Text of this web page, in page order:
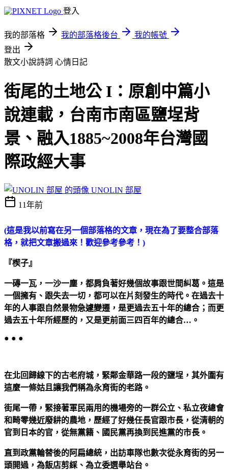
登入
我的部落格 我的部落格後台
我的帳號
登出
散文小說詩詞 心情日記
街尾的土地公 I：原創中篇小
說連載，台南市南區鹽埕背
景、融入1885~2008年台灣國
際政經大事
UNOLIN 部屋
11年前
(這是我以前寫在另一個部落格的文章，現在為了要整合部落
格，就把文章搬過來！歡迎參考參考！ )
『楔子』
一磚一瓦，一沙一塵，都肩負著好幾個故事跟世間糾葛。這是
一個擁有、跟失去一切，都可以在片刻發生的時代。在過去十
年的人事跟自然景物急遽變遷，是更過去五十年的總合；而更
過去五十年所經歷的，又是更前面三四百年的總合…。
● ● ●
在北回歸線下的古老府城，緊鄰金華路一段的鹽埕，其外圍有
這麼一條姑且讓我們稱為永育街的老路。
街尾一帶，緊接著軍民兩用的機場旁的一群公立、私立夜總會
和畸零幾近廢耕的農地，歷經了好幾任長官跟市長，從清朝的
官到日本的官，從無黨籍、國民黨再換到民進黨的市長。
直到政黨輪替後的阿扁總統，出訪車隊也數次從永育街的另一
頭開過，為飯店剪綵、為立委選舉站台。